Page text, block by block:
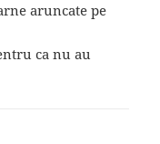
aruncate pe
ca nu au